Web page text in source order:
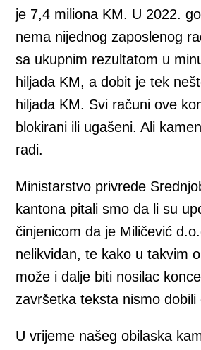
je 7,4 miliona KM. U 2022.
nema nijednog zaposlenog
sa ukupnim rezultatom u
hiljada KM, a dobit je tek
hiljada KM. Svi računi ove
blokirani ili ugašeni. Ali
radi.
Ministarstvo privrede
kantona pitali smo da li su
činjenicom da je Miličević
nelikvidan, te kako u takvim
može i dalje biti nosilac
završetka teksta nismo dobili
U vrijeme našeg obilaska